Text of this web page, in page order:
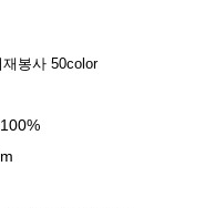
봉사 50color